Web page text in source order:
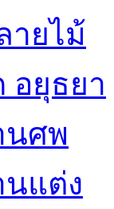
ายไม้
อยุธยา
นศพ
นแต่ง